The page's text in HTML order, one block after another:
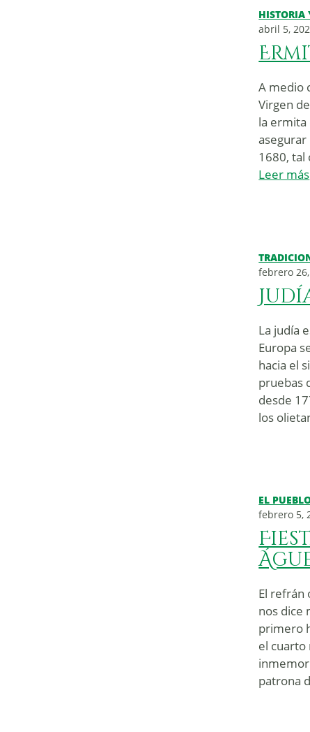
HISTORIA
abril 5,
A medio
Virgen
la ermita
1680, tal
Leer más
febrero
La judía
Europa
hacia el
pruebas
desde
los
EL
febrero 5,
El refrán
nos dice
primero
el cuarto
patrona